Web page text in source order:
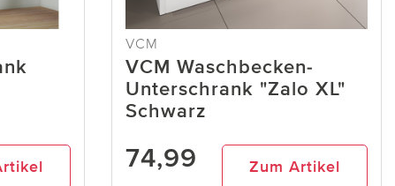
VCM
VCM Waschbecken-
Unterschrank "Zalo XL"
Schwarz
74,99 Zum Artikel